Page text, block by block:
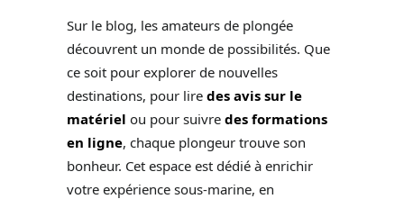
Sur le blog, les amateurs de plongée
découvrent un monde de possibilités. Que
ce soit pour explorer de nouvelles
destinations, pour lire des avis sur le
matériel ou pour suivre des formations
en ligne, chaque plongeur trouve son
bonheur. Cet espace est dédié à enrichir
votre expérience sous-marine, en